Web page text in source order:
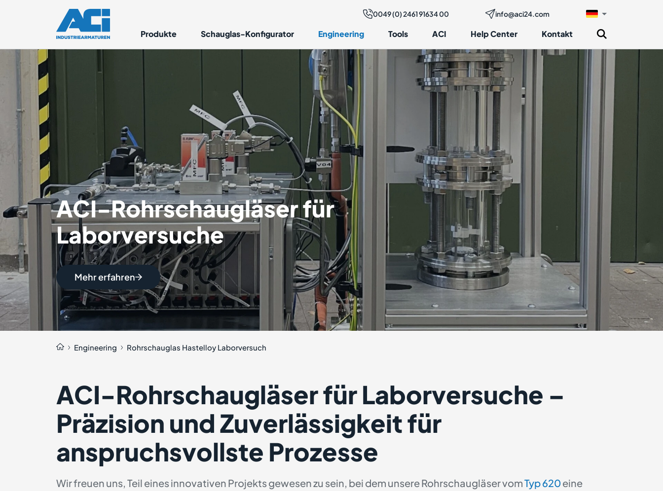
0049 (0) 2461 91634 00 info@aci24.com
Produkte Schauglas-Konfigurator Engineering Tools ACI Help Center Kontakt
ACI-Rohrschaugläser für
Laborversuche
Mehr erfahren
Engineering Rohrschauglas Hastelloy Laborversuch
ACI-Rohrschaugläser für Laborversuche –
Präzision und Zuverlässigkeit für
anspruchsvollste Prozesse
Wir freuen uns, Teil eines innovativen Projekts gewesen zu sein, bei dem unsere Rohrschaugläser vomTyp 620eine